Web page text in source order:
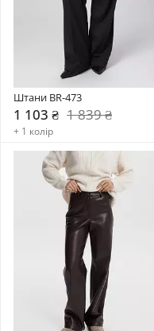
Штани BR-473
1 103 ₴ 1 839 ₴
+ 1 колір